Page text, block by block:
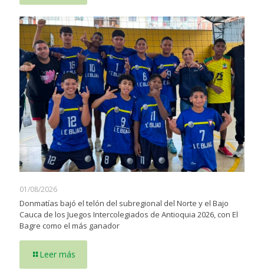
01/08/2026
Donmatías bajó el telón del subregional del Norte y el Bajo
Cauca de los Juegos Intercolegiados de Antioquia 2026, con El
Bagre como el más ganador
Leer más